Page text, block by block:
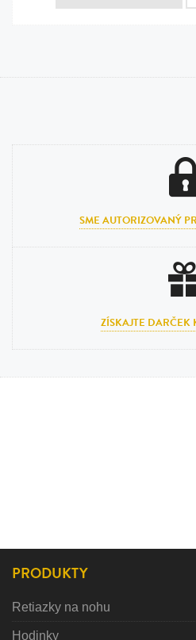
SME AUTORIZOVANÝ
ZÍSKAJTE DARČEK
PRODUKTY
Retiazky na nohu
Hodinky